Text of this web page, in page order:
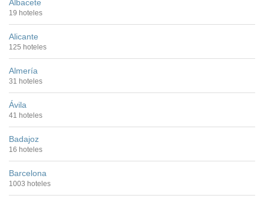
Albacete
19 hoteles
Alicante
125 hoteles
Almería
31 hoteles
Ávila
41 hoteles
Badajoz
16 hoteles
Barcelona
1003 hoteles